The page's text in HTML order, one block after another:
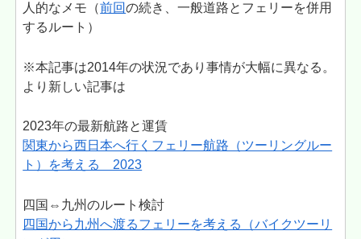
人的なメモ（前回の続き、一般道路とフェリーを併用
するルート）
※本記事は2014年の状況であり事情が大幅に異なる。
より新しい記事は
2023年の最新航路と運賃
関東から西日本へ行くフェリー航路（ツーリングルー
ト）を考える 2023
四国⇔九州のルート検討
四国から九州へ渡るフェリーを考える（バイクツーリ